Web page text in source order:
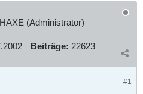
(Administrator)
Beiträge: 22623
#1